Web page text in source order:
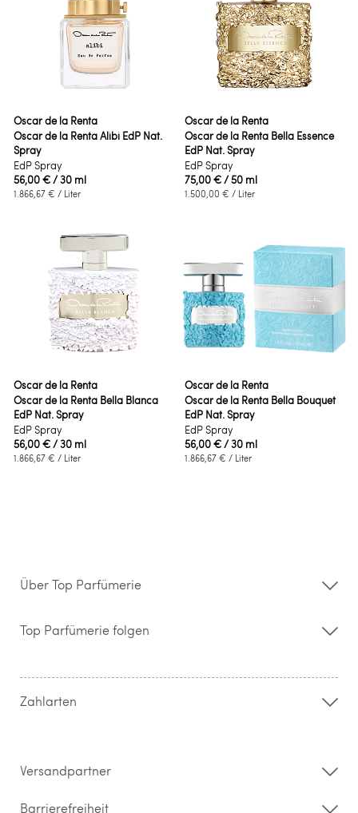
Oscar de la Renta
Oscar de la Renta Alibi EdP Nat.
Spray
EdP Spray
56,00 €/ 30 ml
1.866,67 € / Liter
Oscar de la Renta
Oscar de la Renta Bella Essence
EdP Nat. Spray
EdP Spray
75,00 €/ 50 ml
1.500,00 € / Liter
Oscar de la Renta
Oscar de la Renta Bella Blanca
EdP Nat. Spray
EdP Spray
56,00 €/ 30 ml
1.866,67 € / Liter
Oscar de la Renta
Oscar de la Renta Bella Bouquet
EdP Nat. Spray
EdP Spray
56,00 €/ 30 ml
1.866,67 € / Liter
Über Top Parfümerie
Storefinder
Kontakt
Widerrufsrecht & Rückgabebedingungen
Top Parfümerie folgen
Zahlarten
Versandpartner
Barrierefreiheit